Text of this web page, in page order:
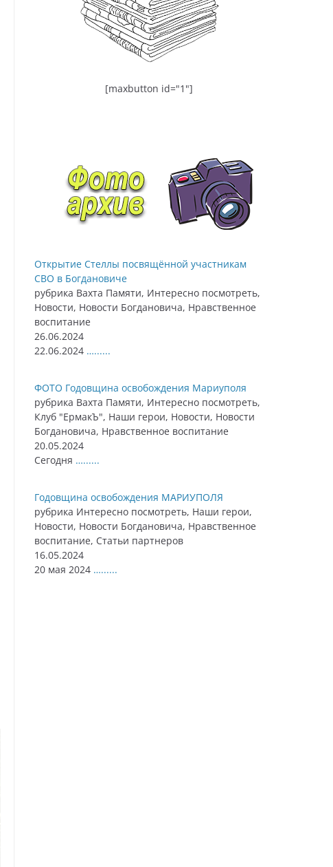
[maxbutton id="1"]
Открытие Стеллы посвящённой участникам
СВО в Богдановиче
рубрика Вахта Памяти, Интересно посмотреть,
Новости, Новости Богдановича, Нравственное
воспитание
26.06.2024
22.06.2024 …......
ФОТО Годовщина освобождения Мариуполя
рубрика Вахта Памяти, Интересно посмотреть,
Клуб "ЕрмакЪ", Наши герои, Новости, Новости
Богдановича, Нравственное воспитание
20.05.2024
Сегодня …......
Годовщина освобождения МАРИУПОЛЯ
рубрика Интересно посмотреть, Наши герои,
Новости, Новости Богдановича, Нравственное
воспитание, Статьи партнеров
16.05.2024
20 мая 2024 …......